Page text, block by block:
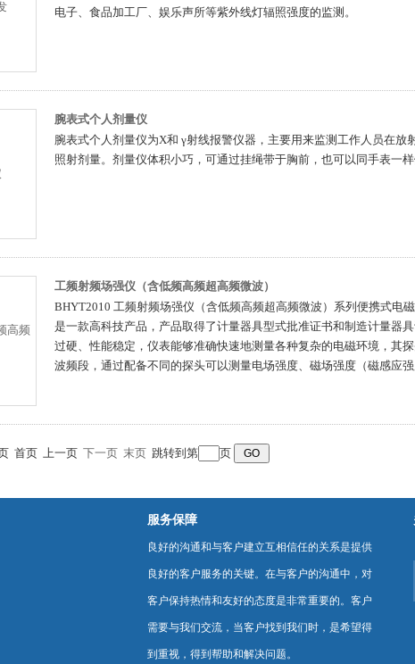
电子、食品加工厂、娱乐声所等紫外线灯辐照强度的监测。
腕表式个人剂量仪
腕表式个人剂量仪为X和 γ射线报警仪器，主要用来监测工作人员在放
照射剂量。剂量仪体积小巧，可通过挂绳带于胸前，也可以同手表一样
工频射频场强仪（含低频高频超高频微波）
BHYT2010 工频射频场强仪（含低频高频超高频微波）系列便携式电
是一款高科技产品，产品取得了计量器具型式批准证书和制造计量器
过硬、性能稳定，仪表能够准确快速地测量各种复杂的电磁环境，其
波频段，通过配备不同的探头可以测量电场强度、磁场强度（磁感应强
首页 上一页 下一页 末页 跳转到第 页
服务保障
良好的沟通和与客户建立互相信任的关系是提供
良好的客户服务的关键。在与客户的沟通中，对
客户保持热情和友好的态度是非常重要的。客户
需要与我们交流，当客户找到我们时，是希望得
到重视，得到帮助和解决问题。